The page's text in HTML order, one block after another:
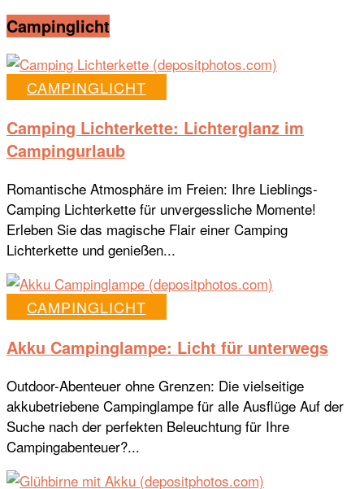
Campinglicht
CAMPINGLICHT
Camping Lichterkette: Lichterglanz im
Campingurlaub
Romantische Atmosphäre im Freien: Ihre Lieblings-
Camping Lichterkette für unvergessliche Momente!
Erleben Sie das magische Flair einer Camping
Lichterkette und genießen...
CAMPINGLICHT
Akku Campinglampe: Licht für unterwegs
Outdoor-Abenteuer ohne Grenzen: Die vielseitige
akkubetriebene Campinglampe für alle Ausflüge Auf der
Suche nach der perfekten Beleuchtung für Ihre
Campingabenteuer?...